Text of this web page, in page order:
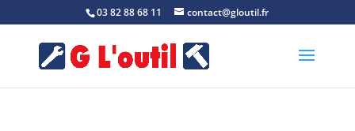
03 82 88 68 11 contact@gloutil.fr